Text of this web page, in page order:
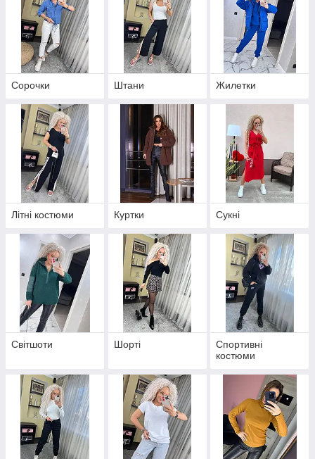
Сорочки Штани Жилетки
Літні костюми Куртки Сукні
Світшоти Шорті
Спортивні
костюми